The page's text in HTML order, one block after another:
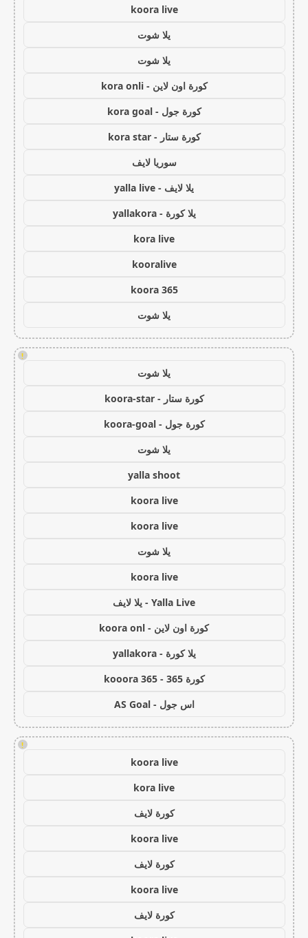
koora live
يلا شوت
يلا شوت
كورة اون لاين - kora onli
كورة جول - kora goal
كورة ستار - kora star
سوريا لايف
يلا لايف - yalla live
يلا كورة - yallakora
kora live
kooralive
koora 365
يلا شوت
!
يلا شوت
كورة ستار - koora-star
كورة جول - koora-goal
يلا شوت
yalla shoot
koora live
koora live
يلا شوت
koora live
Yalla Live - يلا لايف
كورة اون لاين - koora onl
يلا كورة - yallakora
كورة 365 - kooora 365
اس جول - AS Goal
!
koora live
kora live
كورة لايف
koora live
كورة لايف
koora live
كورة لايف